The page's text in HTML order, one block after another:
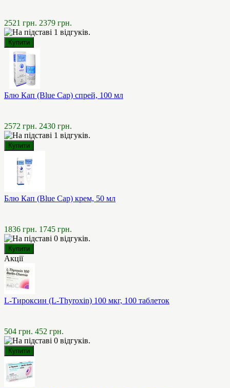
2521 грн. 2379 грн.
Блю Кап (Blue Cap) спрей, 100 мл
2572 грн. 2430 грн.
Блю Кап (Blue Cap) крем, 50 мл
1836 грн. 1745 грн.
Акції
L-Тироксин (L-Thyroxin) 100 мкг, 100 таблеток
504 грн. 452 грн.